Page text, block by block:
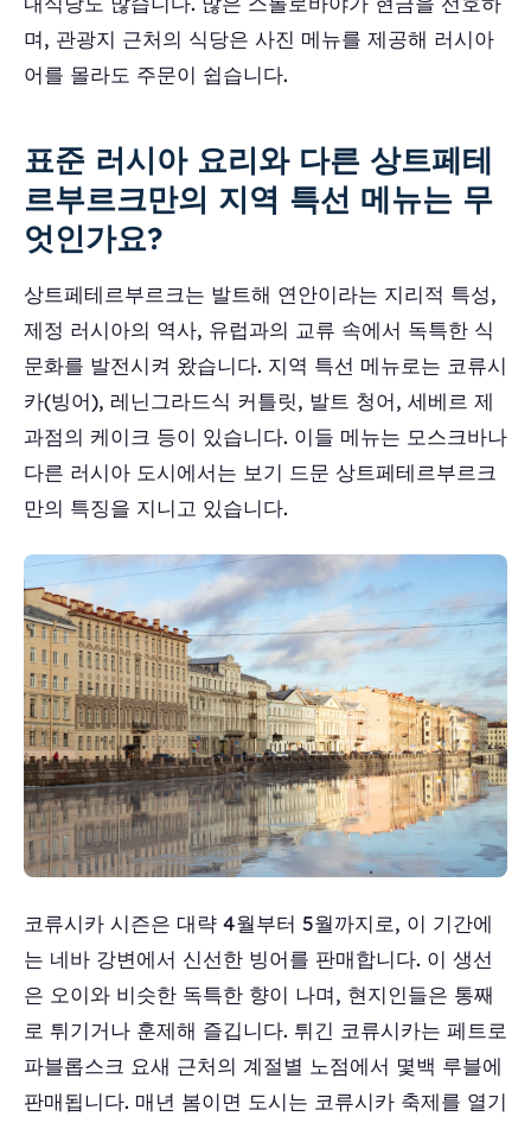
며, 관광지 근처의 식당은 사진 메뉴를 제공해 러시아
어를 몰라도 주문이 쉽습니다.
표준 러시아 요리와 다른 상트페테
르부르크만의 지역 특선 메뉴는 무
엇인가요?
상트페테르부르크는 발트해 연안이라는 지리적 특성,
제정 러시아의 역사, 유럽과의 교류 속에서 독특한 식
문화를 발전시켜 왔습니다. 지역 특선 메뉴로는 코류시
카(빙어), 레닌그라드식 커틀릿, 발트 청어, 세베르 제
과점의 케이크 등이 있습니다. 이들 메뉴는 모스크바나
다른 러시아 도시에서는 보기 드문 상트페테르부르크
만의 특징을 지니고 있습니다.
코류시카 시즌은 대략 4월부터 5월까지로, 이 기간에
는 네바 강변에서 신선한 빙어를 판매합니다. 이 생선
은 오이와 비슷한 독특한 향이 나며, 현지인들은 통째
로 튀기거나 훈제해 즐깁니다. 튀긴 코류시카는 페트로
파블롭스크 요새 근처의 계절별 노점에서 몇백 루블에
판매됩니다. 매년 봄이면 도시는 코류시카 축제를 열기